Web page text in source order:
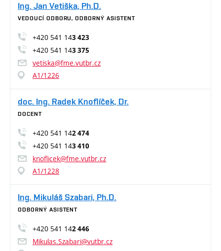
Ing. Jan Vetiška, Ph.D.
VEDOUCÍ ODBORU, ODBORNÝ ASISTENT
+420 541 143 423
+420 541 143 375
vetiska@fme.vutbr.cz
A1/1226
doc. Ing. Radek Knoflíček, Dr.
DOCENT
+420 541 142 474
+420 541 143 410
knoflicek@fme.vutbr.cz
A1/1228
Ing. Mikuláš Szabari, Ph.D.
ODBORNÝ ASISTENT
+420 541 142 446
Mikulas.Szabari@vutbr.cz